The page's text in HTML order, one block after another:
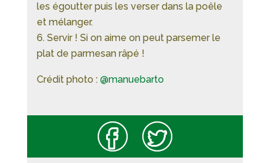
les égoutter puis les verser dans la poêle
et mélanger.
Servir ! Si on aime on peut parsemer le
plat de parmesan râpé !
Crédit photo : @manuebarto